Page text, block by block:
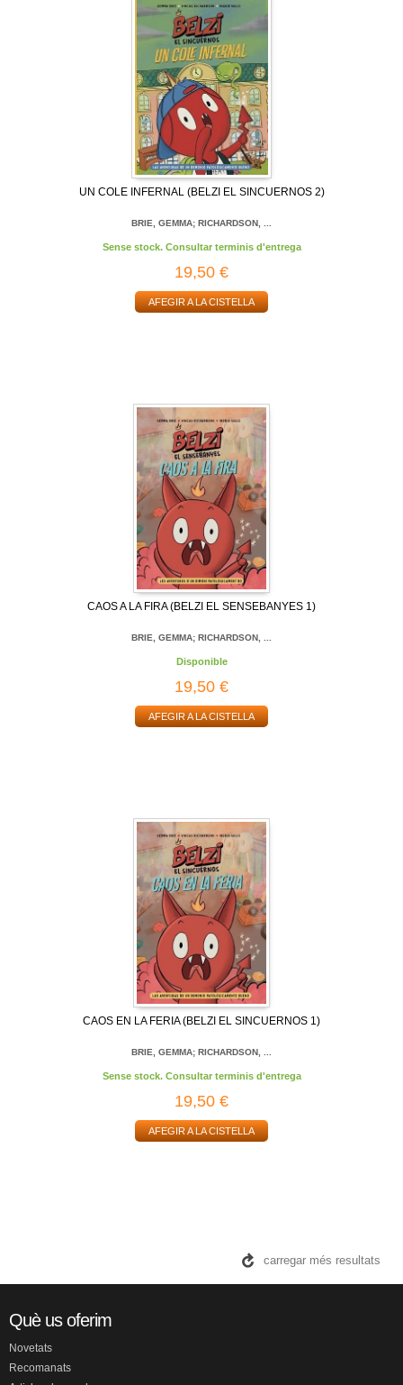
UN COLE INFERNAL (BELZI EL SINCUERNOS 2)
BRIE, GEMMA; RICHARDSON, ...
Sense stock. Consultar terminis d'entrega
19,50 €
AFEGIR A LA CISTELLA
CAOS A LA FIRA (BELZI EL SENSEBANYES 1)
BRIE, GEMMA; RICHARDSON, ...
Disponible
19,50 €
AFEGIR A LA CISTELLA
CAOS EN LA FERIA (BELZI EL SINCUERNOS 1)
BRIE, GEMMA; RICHARDSON, ...
Sense stock. Consultar terminis d'entrega
19,50 €
AFEGIR A LA CISTELLA
carregar més resultats
Què us oferim
Novetats
Recomanats